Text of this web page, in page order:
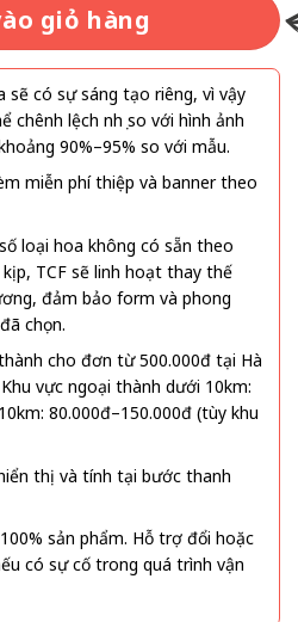
giỏ hàng
sẽ có sự sáng tạo riêng, vì vậy
lệch nhẹ so với hình ảnh
90%–95% so với mẫu.
miễn phí thiệp và banner theo
loại hoa không có sẵn theo
TCF sẽ linh hoạt thay thế
đảm bảo form và phong
chọn.
cho đơn từ 500.000đ tại Hà
vực ngoại thành dưới 10km:
80.000đ–150.000đ (tùy khu
thị và tính tại bước thanh
sản phẩm. Hỗ trợ đổi hoặc
có sự cố trong quá trình vận